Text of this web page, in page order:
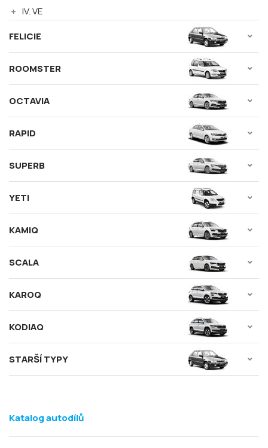
IV. VE
FELICIE
ROOMSTER
OCTAVIA
RAPID
SUPERB
YETI
KAMIQ
SCALA
KAROQ
KODIAQ
STARŠÍ TYPY
Katalog autodílů